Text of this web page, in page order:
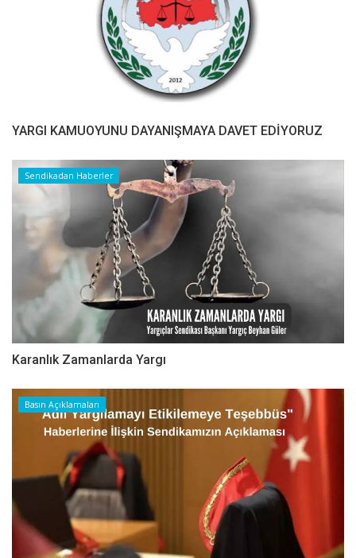
YARGI KAMUOYUNU DAYANIŞMAYA DAVET EDİYORUZ
Sendikadan Haberler
Karanlık Zamanlarda Yargı
Basın Açıklamaları